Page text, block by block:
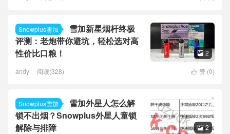
Snowplus雪加
雪加新星烟杆终极
评测：老炮带你避坑，轻松选对高
性价比口粮！
 2
 赞 (0)
andy 阅读(328)
Snowplus雪加
雪加外星人怎么解
锁不出烟？Snowplus外星人童锁
解除与排障
 2